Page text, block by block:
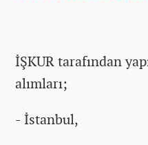
İŞKUR tarafından
alımları;
- İstanbul,